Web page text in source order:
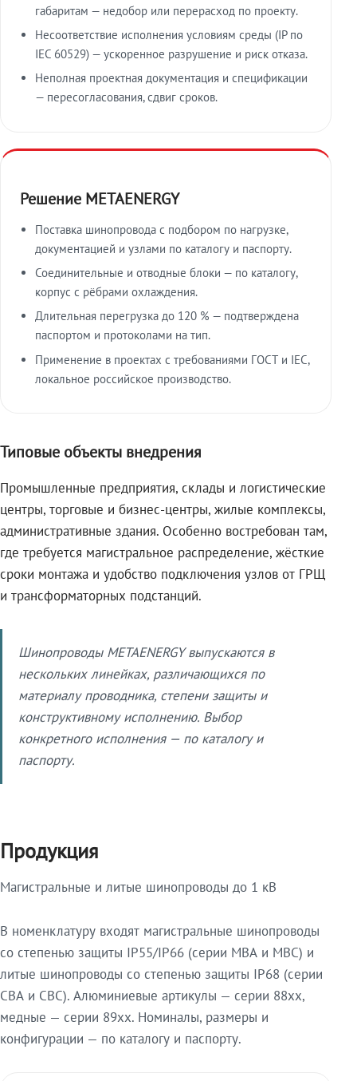
габаритам — недобор или перерасход по проекту.
Несоответствие исполнения условиям среды (IP по
IEC 60529) — ускоренное разрушение и риск отказа.
Неполная проектная документация и спецификации
— пересогласования, сдвиг сроков.
Решение METAENERGY
Поставка шинопровода с подбором по нагрузке,
документацией и узлами по каталогу и паспорту.
Соединительные и отводные блоки — по каталогу,
корпус с рёбрами охлаждения.
Длительная перегрузка до 120 % — подтверждена
паспортом и протоколами на тип.
Применение в проектах с требованиями ГОСТ и IEC,
локальное российское производство.
Типовые объекты внедрения
Промышленные предприятия, склады и логистические
центры, торговые и бизнес-центры, жилые комплексы,
административные здания. Особенно востребован там,
где требуется магистральное распределение, жёсткие
сроки монтажа и удобство подключения узлов от ГРЩ
и трансформаторных подстанций.
Шинопроводы METAENERGY выпускаются в
нескольких линейках, различающихся по
материалу проводника, степени защиты и
конструктивному исполнению. Выбор
конкретного исполнения — по каталогу и
паспорту.
Продукция
Магистральные и литые шинопроводы до 1 кВ
В номенклатуру входят магистральные шинопроводы
со степенью защиты IP55/IP66 (серии МВА и МВС) и
литые шинопроводы со степенью защиты IP68 (серии
СВА и СВС). Алюминиевые артикулы — серии 88xx,
медные — серии 89xx. Номиналы, размеры и
конфигурации — по каталогу и паспорту.